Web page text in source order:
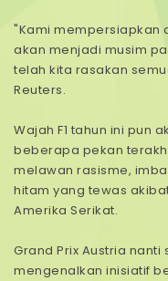
"Kami mempersiapkan
akan menjadi musim
telah kita rasakan
Reuters.
Wajah F1 tahun ini pun
beberapa pekan
melawan rasisme,
hitam yang tewas
Amerika Serikat.
Grand Prix Austria
mengenalkan inisiatif